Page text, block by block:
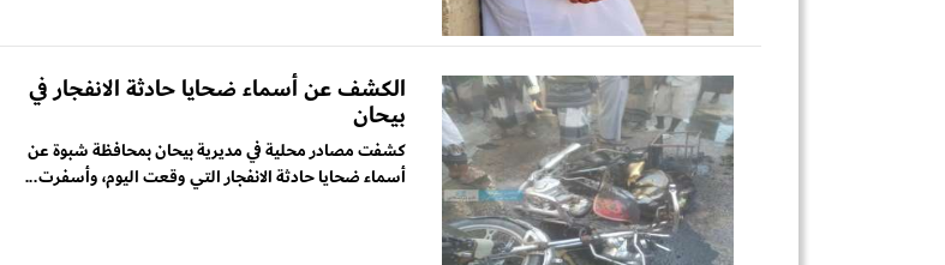
الكشف عن أسماء ضحايا حادثة الانفجار في
بيحان
كشفت مصادر محلية في مديرية بيحان بمحافظة شبوة عن
أسماء ضحايا حادثة الانفجار التي وقعت اليوم، وأسفرت...